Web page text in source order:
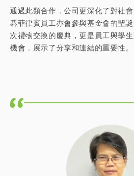
通過此類合作，公司更深化了對社
碁菲律賓員工亦會參與基金會的聖
次禮物交換的慶典，更是員工與學
機會，展示了分享和連結的重要性。